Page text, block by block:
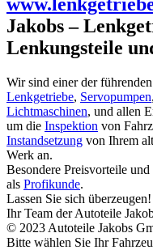
Jakobs –
Lenkungsteile
Wir sind einer der
Lenkgetriebe, Servopumpen,
Lichtmaschinen, und allen
um die Inspektion von
Instandsetzung von Ihrem
Werk an.
Besondere Preisvorteile
als Profikunde.
Lassen Sie sich überzeugen!
Ihr Team der Autoteile
© 2023 Autoteile Jakobs
Bitte wählen Sie Ihr